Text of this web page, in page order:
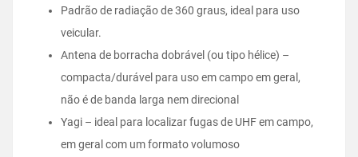
Padrão de radiação de 360 graus, ideal para uso
veicular.
Antena de borracha dobrável (ou tipo hélice) –
compacta/durável para uso em campo em geral,
não é de banda larga nem direcional
Yagi – ideal para localizar fugas de UHF em campo,
em geral com um formato volumoso